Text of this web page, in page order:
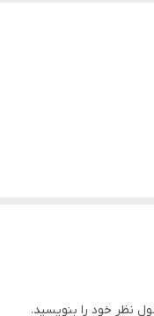
نظر خود را بنویسید.